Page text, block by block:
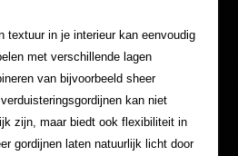
textuur in je interieur kan eenvoudig
met verschillende lagen
van bijvoorbeeld sheer
kan niet
zijn, maar biedt ook flexibiliteit in
gordijnen laten natuurlijk licht door